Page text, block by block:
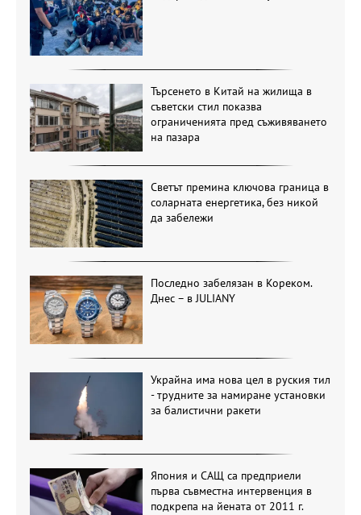
Търсенето в Китай на жилища в
съветски стил показва
ограниченията пред съживяването
на пазара
Светът премина ключова граница в
соларната енергетика, без никой
да забележи
Последно забелязан в Кореком.
Днес – в JULIANY
Украйна има нова цел в руския тил
- трудните за намиране установки
за балистични ракети
Япония и САЩ са предприели
първа съвместна интервенция в
подкрепа на йената от 2011 г.